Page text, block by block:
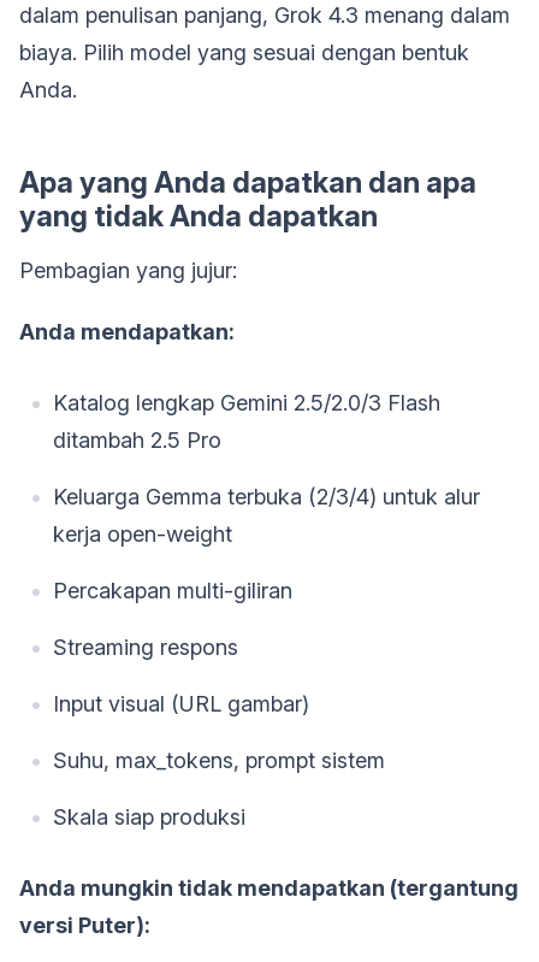
dalam penulisan panjang, Grok 4.3 menang dalam
biaya. Pilih model yang sesuai dengan bentuk
Anda.
Apa yang Anda dapatkan dan apa
yang tidak Anda dapatkan
Pembagian yang jujur:
Anda mendapatkan:
Katalog lengkap Gemini 2.5/2.0/3 Flash
ditambah 2.5 Pro
Keluarga Gemma terbuka (2/3/4) untuk alur
kerja open-weight
Percakapan multi-giliran
Streaming respons
Input visual (URL gambar)
Suhu, max_tokens, prompt sistem
Skala siap produksi
Anda mungkin tidak mendapatkan (tergantung
versi Puter):